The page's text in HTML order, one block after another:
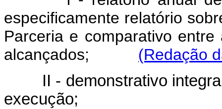
especificamente relatório
Parceria e comparativo
alcançados; (Redação
II - demonstrativo
execução;